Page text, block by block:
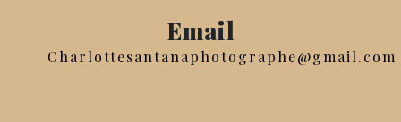
Email
charlottesantanaphotographe@gmail.com